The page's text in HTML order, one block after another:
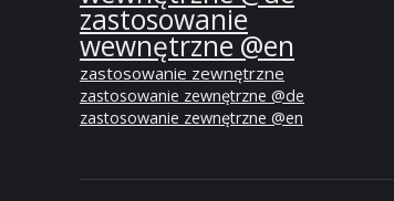
zastosowanie
wewnętrzne @en
zastosowanie zewnętrzne
zastosowanie zewnętrzne @de
zastosowanie zewnętrzne @en